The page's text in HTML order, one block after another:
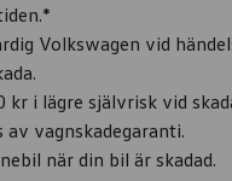
Volkswagen vid
kr i lägre självrisk vid
av vagnskadegaranti.
när din bil är skadad.